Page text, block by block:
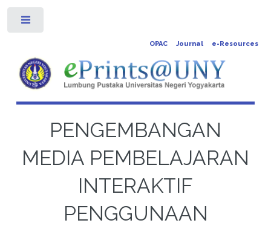
OPAC Journal e-Resources
PENGEMBANGAN
MEDIA PEMBELAJARAN
INTERAKTIF
PENGGUNAAN